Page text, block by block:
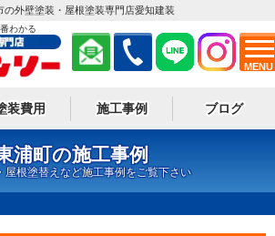
MENU
の外壁塗装・屋根塗装専門店愛知建装
わかる
装費用 施工事例 ブログ
浦町の施工事例
屋根塗替えなど施工事例をご覧下さい